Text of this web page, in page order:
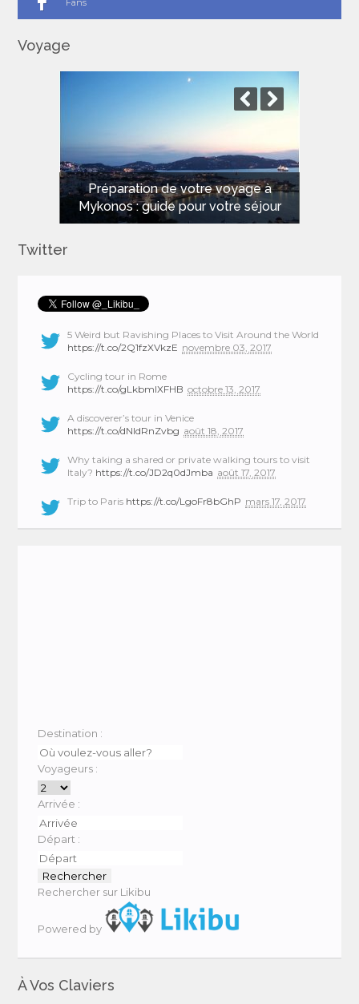
Fans
Voyage
Les meilleures plages de Sardaigne
pour des vacances de rêve
Twitter
5 Weird but Ravishing Places to Visit Around the World
https://t.co/2Q1fzXVkzE novembre 03, 2017
Cycling tour in Rome
https://t.co/gLkbmlXFHB octobre 13, 2017
A discoverer’s tour in Venice
https://t.co/dNIdRnZvbg août 18, 2017
Why taking a shared or private walking tours to visit
Italy? https://t.co/JD2q0dJmba août 17, 2017
Trip to Paris https://t.co/LgoFr8bGhP mars 17, 2017
Destination :
Voyageurs :
Arrivée :
Départ :
Rechercher sur Likibu
Powered by
À Vos Claviers